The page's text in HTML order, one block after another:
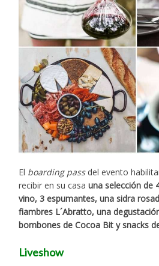
El boarding passdel evento
recibir en su casauna selección de
vino, 3 espumantes, una sidra
fiambres L´Abratto, una
bombones de Cocoa Bit y snacks
Liveshow